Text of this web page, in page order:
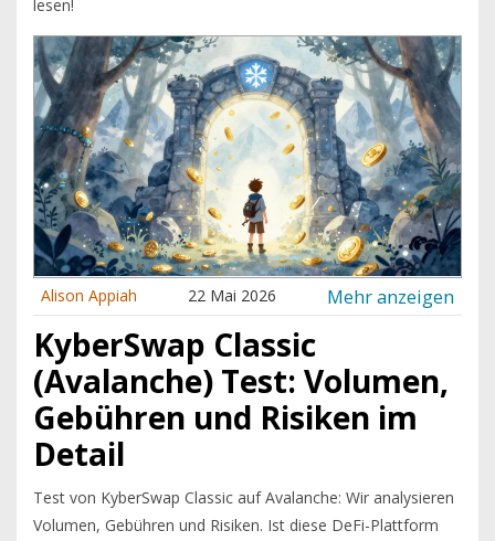
lesen!
Alison Appiah 22 Mai 2026 Mehr anzeigen
KyberSwap Classic
(Avalanche) Test: Volumen,
Gebühren und Risiken im
Detail
Test von KyberSwap Classic auf Avalanche: Wir analysieren
Volumen, Gebühren und Risiken. Ist diese DeFi-Plattform